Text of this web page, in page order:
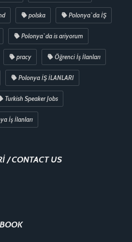
polska Polonya`da İŞ
Polonya`da is ariyorum
pracy Öğrenci İş İlanları
Polonya İŞ İLANLARI
Turkish Speaker Jobs
İş İlanları
/ CONTACT US